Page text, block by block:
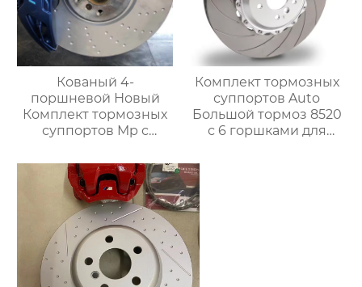
Кованый 4-
поршневой Новый
Комплект тормозных
суппортов Mp с
Дисками и колодками
для Автоматической
тормозной системы
Bmw Серии G
Комплект тормозных
суппортов Auto
Большой тормоз 8520
с 6 горшками для